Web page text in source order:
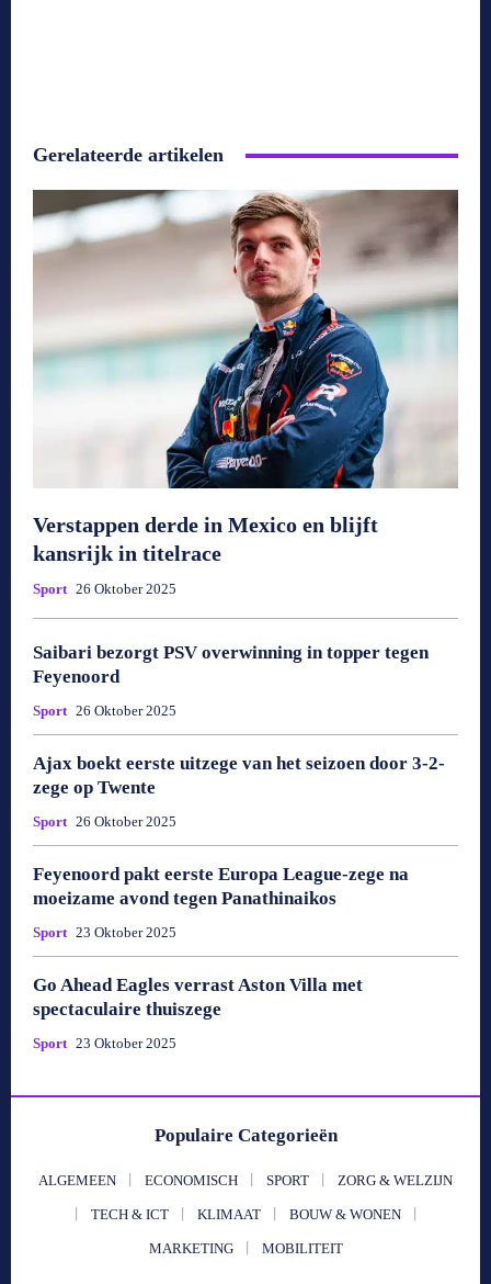
Gerelateerde artikelen
Verstappen derde in Mexico en blijft
kansrijk in titelrace
Sport 26 Oktober 2025
Saibari bezorgt PSV overwinning in topper tegen
Feyenoord
Sport 26 Oktober 2025
Ajax boekt eerste uitzege van het seizoen door 3-2-
zege op Twente
Sport 26 Oktober 2025
Feyenoord pakt eerste Europa League-zege na
moeizame avond tegen Panathinaikos
Sport 23 Oktober 2025
Go Ahead Eagles verrast Aston Villa met
spectaculaire thuiszege
Sport 23 Oktober 2025
Populaire Categorieën
ALGEMEEN ECONOMISCH SPORT ZORG & WELZIJN
TECH & ICT KLIMAAT BOUW & WONEN
MARKETING MOBILITEIT